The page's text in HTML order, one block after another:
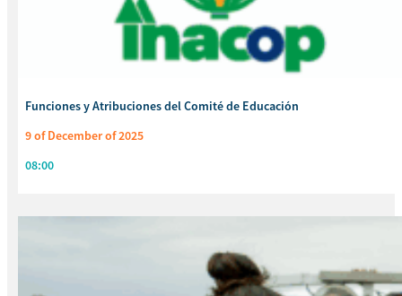
Funciones y Atribuciones del Comité de Educación
9 of December of 2025
08:00